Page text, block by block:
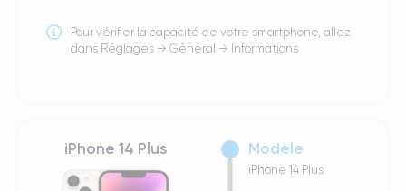
Pour vérifier la capacité de votre smartphone, allez
dans Réglages → Général → Informations
iPhone 14 Plus Modèle
iPhone 14 Plus